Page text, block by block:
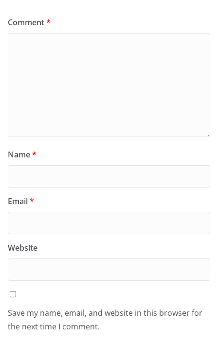
Comment*
Name*
Email*
Website
Save my name, email, and website in this browser for
the next time I comment.